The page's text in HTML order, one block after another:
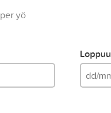
per yö
Loppuu